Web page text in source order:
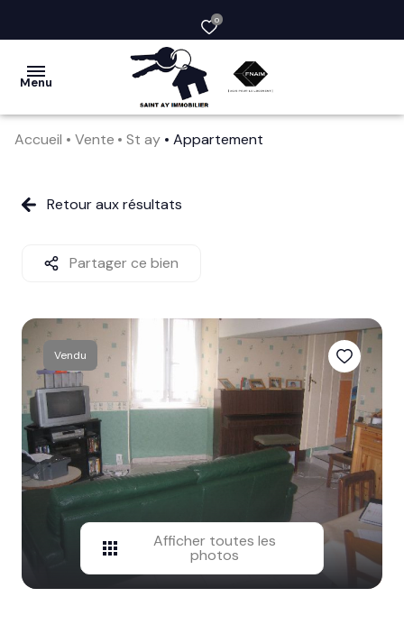
0
Menu
vendre
société
services
avis
clients
contact
Accueil Vente St ay Appartement
Retour aux résultats
Partager ce bien
Vendu
Afficher toutes les
photos